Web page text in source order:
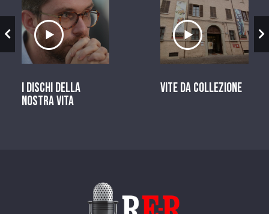
Ascolta il servizio
I dischi della
nostra vita
Ascolta il
Vite da Collezione